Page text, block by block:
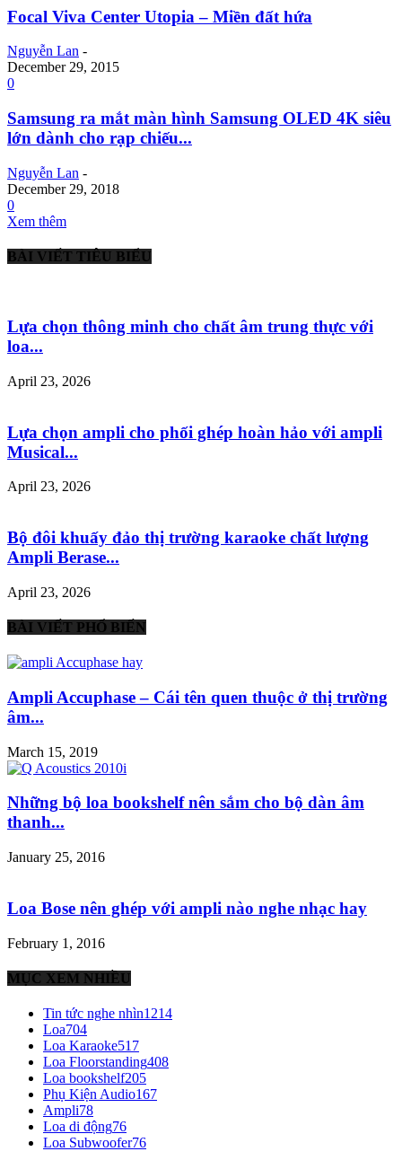
Focal Viva Center Utopia – Miền đất hứa
Nguyễn Lan -
December 29, 2015
0
Samsung ra mắt màn hình Samsung OLED 4K siêu
lớn dành cho rạp chiếu...
Nguyễn Lan -
December 29, 2018
0
Xem thêm
BÀI VIẾT TIÊU BIỂU
Lựa chọn thông minh cho chất âm trung thực với
loa...
April 23, 2026
Lựa chọn ampli cho phối ghép hoàn hảo với ampli
Musical...
April 23, 2026
Bộ đôi khuấy đảo thị trường karaoke chất lượng
Ampli Berase...
April 23, 2026
BÀI VIẾT PHỔ BIẾN
Ampli Accuphase – Cái tên quen thuộc ở thị trường
âm...
March 15, 2019
Những bộ loa bookshelf nên sắm cho bộ dàn âm
thanh...
January 25, 2016
Loa Bose nên ghép với ampli nào nghe nhạc hay
February 1, 2016
MỤC XEM NHIỀU
Tin tức nghe nhìn1214
Loa704
Loa Karaoke517
Loa Floorstanding408
Loa bookshelf205
Phụ Kiện Audio167
Ampli78
Loa di động76
Loa Subwoofer76